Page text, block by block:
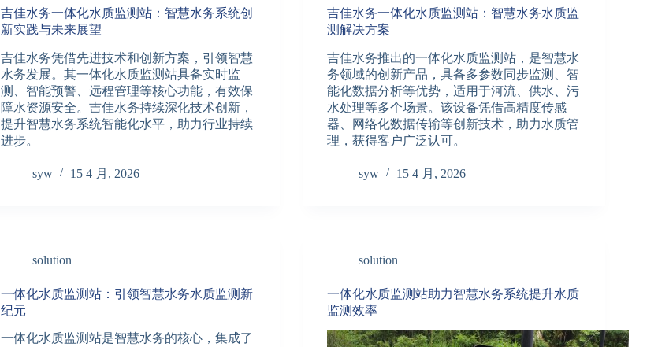
吉佳水务一体化水质监测站：智慧水务系统创
新实践与未来展望
吉佳水务凭借先进技术和创新方案，引领智慧
水务发展。其一体化水质监测站具备实时监
测、智能预警、远程管理等核心功能，有效保
障水资源安全。吉佳水务持续深化技术创新，
提升智慧水务系统智能化水平，助力行业持续
进步。
syw 15 4 月, 2026
吉佳水务一体化水质监测站：智慧水务水质监
测解决方案
吉佳水务推出的一体化水质监测站，是智慧水
务领域的创新产品，具备多参数同步监测、智
能化数据分析等优势，适用于河流、供水、污
水处理等多个场景。该设备凭借高精度传感
器、网络化数据传输等创新技术，助力水质管
理，获得客户广泛认可。
syw 15 4 月, 2026
solution
一体化水质监测站：引领智慧水务水质监测新
纪元
一体化水质监测站是智慧水务的核心，集成了
solution
一体化水质监测站助力智慧水务系统提升水质
监测效率